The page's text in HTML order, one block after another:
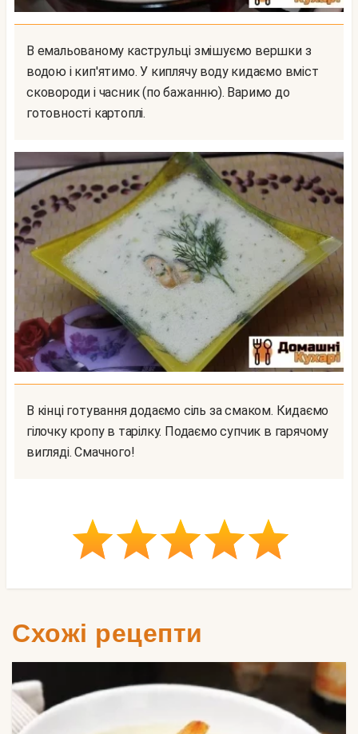
В емальованому каструльці змішуємо вершки з
водою і кип'ятимо. У киплячу воду кидаємо вміст
сковороди і часник (по бажанню). Варимо до
готовності картоплі.
В кінці готування додаємо сіль за смаком. Кидаємо
гілочку кропу в тарілку. Подаємо супчик в гарячому
вигляді. Смачного!
Схожі рецепти